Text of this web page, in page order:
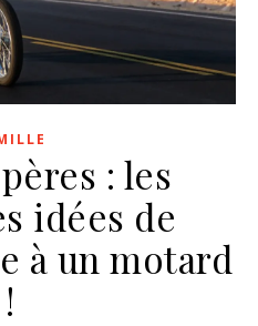
: les
idées de
à un motard
!